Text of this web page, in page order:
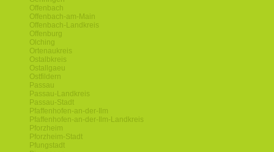
Offenbach
Offenbach-am-Main
Offenbach-Landkreis
Offenburg
Olching
Ortenaukreis
Ostalbkreis
Ostallgaeu
Ostfildern
Passau
Passau-Landkreis
Passau-Stadt
Pfaffenhofen-an-der-Ilm
Pfaffenhofen-an-der-Ilm-Landkreis
Pforzheim
Pforzheim-Stadt
Pfungstadt